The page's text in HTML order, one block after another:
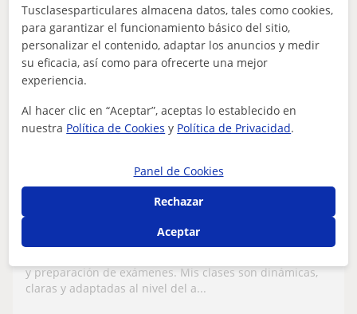
Gisela
experiencia en repaso
y preparación de exámenes. Mis clases son dinámicas,
claras y adaptadas al nivel del a...
Tusclasesparticulares almacena datos, tales como cookies,
para garantizar el funcionamiento básico del sitio,
personalizar el contenido, adaptar los anuncios y medir
su eficacia, así como para ofrecerte una mejor
experiencia.
Al hacer clic en “Aceptar”, aceptas lo establecido en
nuestra Política de Cookies y Política de Privacidad.
Panel de Cookies
Rechazar
Aceptar